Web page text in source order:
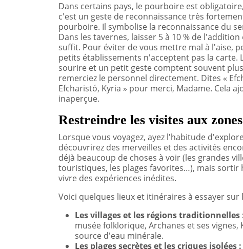
Dans certains pays, le pourboire est
c'est un geste de reconnaissance très
pourboire. Il symbolise la reconnaissance du
Dans les tavernes, laisser 5 à 10 % de
suffit. Pour éviter de vous mettre mal à l'aise,
petits établissements n'acceptent pas la carte.
sourire et un petit geste comptent souvent
remerciez le personnel directement. Dites «
Efcharistó, Kyria » pour merci, Madame. Cela
inaperçue.
Restreindre les visites aux
Lorsque vous voyagez, ayez l'habitude
découvrirez des merveilles et des activités
déjà beaucoup de choses à voir (les grandes
touristiques, les plages favorites…), mais
vivre des expériences inédites.
Voici quelques lieux et itinéraires à essayer sur
Les villages et les régions traditionnelles
musée folklorique, Archanes et ses
source d'eau minérale.
Les plages secrètes et les criques isolées :